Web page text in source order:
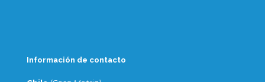
Información de contacto